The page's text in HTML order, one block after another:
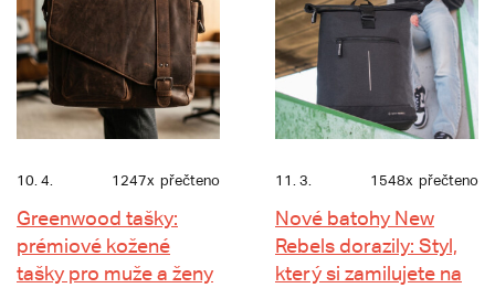
10. 4. 1247x přečteno
Greenwood tašky:
prémiové kožené
tašky pro muže a ženy
11. 3. 1548x přečteno
Nové batohy New
Rebels dorazily: Styl,
který si zamilujete na